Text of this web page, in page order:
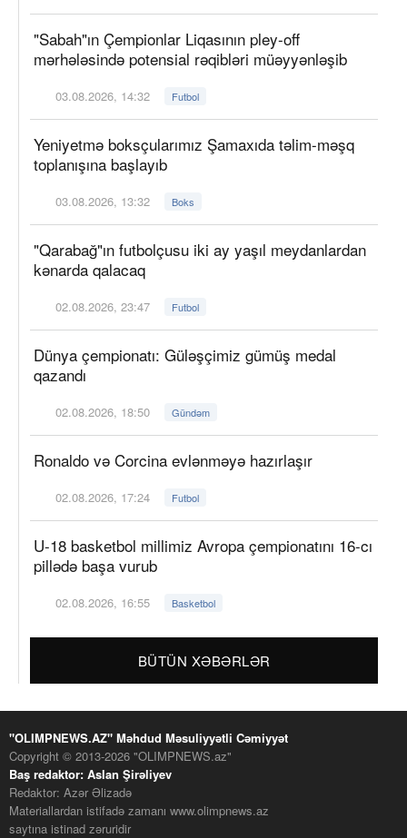
"Sabah"ın Çempionlar Liqasının pley-off
mərhələsində potensial rəqibləri müəyyənləşib
03.08.2026, 14:32 Futbol
Yeniyetmə boksçularımız Şamaxıda təlim-məşq
toplanışına başlayıb
03.08.2026, 13:32 Boks
"Qarabağ"ın futbolçusu iki ay yaşıl meydanlardan
kənarda qalacaq
02.08.2026, 23:47 Futbol
Dünya çempionatı: Güləşçimiz gümüş medal
qazandı
02.08.2026, 18:50 Gündəm
Ronaldo və Corcina evlənməyə hazırlaşır
02.08.2026, 17:24 Futbol
U-18 basketbol millimiz Avropa çempionatını 16-cı
pillədə başa vurub
02.08.2026, 16:55 Basketbol
BÜTÜN XƏBƏRLƏR
"OLIMPNEWS.AZ" Məhdud Məsuliyyətli Cəmiyyət
Copyright © 2013-2026 "OLIMPNEWS.az"
Baş redaktor: Aslan Şirəliyev
Redaktor: Azər Əlizadə
Materiallardan istifadə zamanı www.olimpnews.az
saytına istinad zəruridir